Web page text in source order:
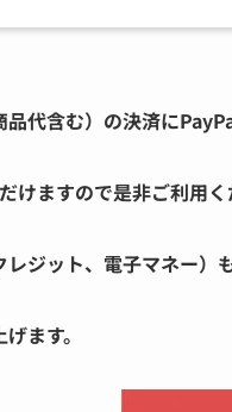
代含む）の決済に
けますので是非ご利用く
ジット、電子マネー）
ます。